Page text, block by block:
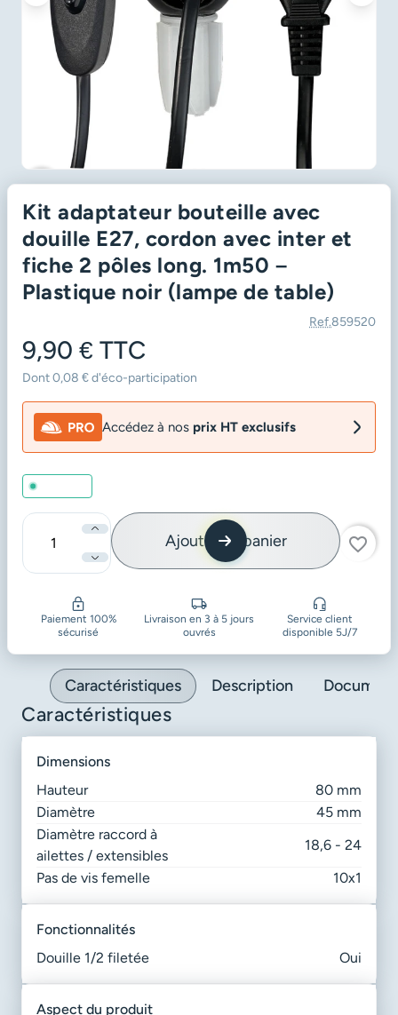
favorite_border
Kit adaptateur bouteille avec
douille E27, cordon avec inter et
fiche 2 pôles long. 1m50 –
Plastique noir (lampe de table)
Ref.859520
9,90 € TTC
Dont 0,08 € d'éco-participation
Accédez à nos prix HT exclusifs
Quantité
Ajouter au panier favorite_border
Paiement 100%
sécurisé
Livraison en 3 à 5 jours
ouvrés
Service client
disponible 5J/7
Caractéristiques Description
Caractéristiques
dimensions
Hauteur
80 mm
Diamètre
45 mm
Diamètre raccord à
ailettes / extensibles
18,6 - 24
Pas de vis femelle
10x1
fonctionnalités
Douille 1/2 filetée
Oui
aspect du produit